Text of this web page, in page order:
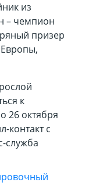
из
– чемпион
призер
к
26 октября
контакт с
служба